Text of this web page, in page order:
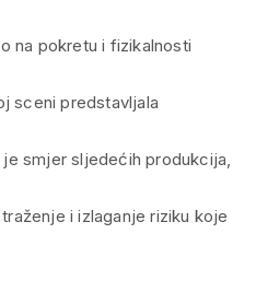
na pokretu i fizikalnosti
sceni predstavljala
smjer sljedećih produkcija,
i izlaganje riziku koje